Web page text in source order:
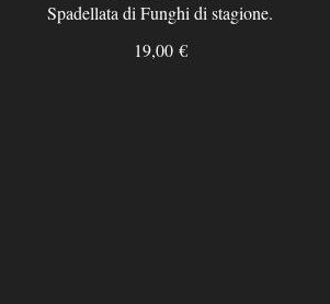
Spadellata di Funghi di stagione.
19,00 €